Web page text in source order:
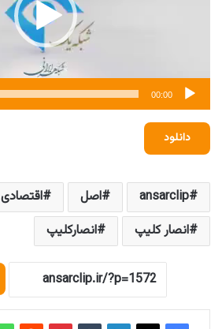
00:00
دانلود
ansarclip اصل اقتصادی
انصار کلیپ
انصارکلیپ